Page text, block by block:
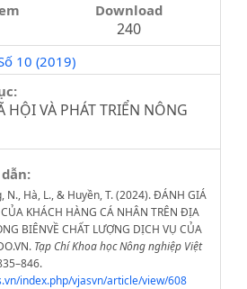
Download
240
10 (2019)
HỘI VÀ PHÁT TRIỂN NÔNG
N., Hà, L., & Huyền, T. (2024). ĐÁNH GIÁ
KHÁCH HÀNG CÁ NHÂN TRÊN ĐỊA
BIÊNVỀ CHẤT LƯỢNG DỊCH VỤ CỦA
Tạp Chí Khoa học Nông nghiệp Việt
index.php/vjasvn/article/view/608